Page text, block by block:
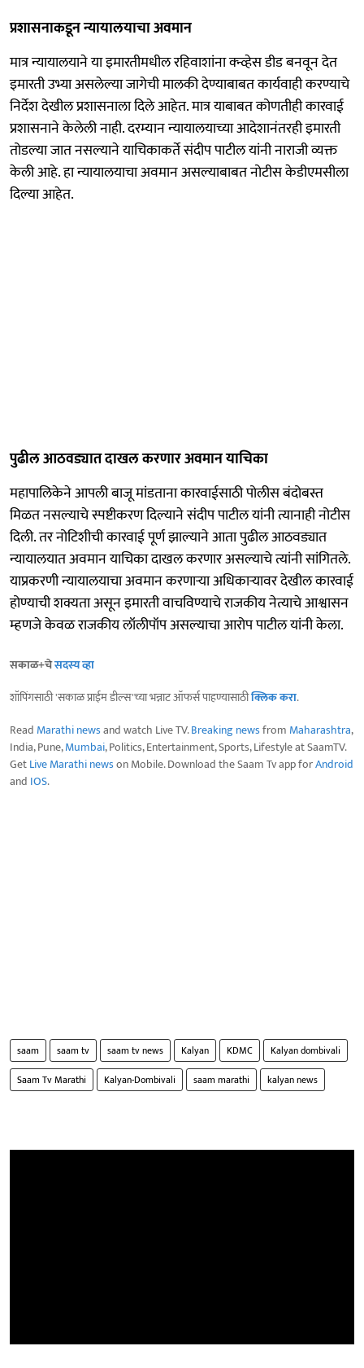
प्रशासनाकडून न्यायालयाचा अवमान
मात्र न्यायालयाने या इमारतीमधील रहिवाशांना क्न्व्हेस डीड बनवून देत
इमारती उभ्या असलेल्या जागेची मालकी देण्याबाबत कार्यवाही करण्याचे
निर्देश देखील प्रशासनाला दिले आहेत. मात्र याबाबत कोणतीही कारवाई
प्रशासनाने केलेली नाही. दरम्यान न्यायालयाच्या आदेशानंतरही इमारती
तोडल्या जात नसल्याने याचिकाकर्ते संदीप पाटील यांनी नाराजी व्यक्त
केली आहे. हा न्यायालयाचा अवमान असल्याबाबत नोटीस केडीएमसीला
दिल्या आहेत.
पुढील आठवड्यात दाखल करणार अवमान याचिका
महापालिकेने आपली बाजू मांडताना कारवाईसाठी पोलीस बंदोबस्त
मिळत नसल्याचे स्पष्टीकरण दिल्याने संदीप पाटील यांनी त्यानाही नोटीस
दिली. तर नोटिशीची कारवाई पूर्ण झाल्याने आता पुढील आठवड्यात
न्यायालयात अवमान याचिका दाखल करणार असल्याचे त्यांनी सांगितले.
याप्रकरणी न्यायालयाचा अवमान करणाऱ्या अधिकाऱ्यावर देखील कारवाई
होण्याची शक्यता असून इमारती वाचविण्याचे राजकीय नेत्याचे आश्वासन
म्हणजे केवळ राजकीय लॉलीपॉप असल्याचा आरोप पाटील यांनी केला.
सकाळ+चेसदस्य व्हा
शॉपिंगसाठी 'सकाळ प्राईम डील्स'च्या भन्नाट ऑफर्स पाहण्यासाठीक्लिक करा.
Read Marathi newsand watch Live TV.Breaking newsfrom Maharashtra,
India, Pune,Mumbai, Politics, Entertainment, Sports, Lifestyle at SaamTV.
GetLive Marathi newson Mobile. Download the Saam Tv app forAndroid
and IOS.
saam saam tv saam tv news Kalyan KDMC
Kalyan dombivali
Saam Tv Marathi
Kalyan-Dombivali saam marathi kalyan news